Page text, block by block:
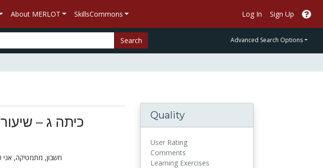
About MERLOT SkillsCommons Log In Sign Up
Search Advanced Search Options
כיתה ג – שיעור 01 – מבחן בחשבון תחילת שנה
חשבון, מתמטיקה, אני 10,
Quality
User Rating
Comments
Learning Exercises